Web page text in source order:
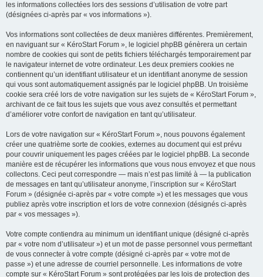
les informations collectées lors des sessions d’utilisation de votre part
(désignées ci-après par « vos informations »).
Vos informations sont collectées de deux manières différentes. Premièrement,
en naviguant sur « KéroStart Forum », le logiciel phpBB génèrera un certain
nombre de cookies qui sont de petits fichiers téléchargés temporairement par
le navigateur internet de votre ordinateur. Les deux premiers cookies ne
contiennent qu’un identifiant utilisateur et un identifiant anonyme de session
qui vous sont automatiquement assignés par le logiciel phpBB. Un troisième
cookie sera créé lors de votre navigation sur les sujets de « KéroStart Forum »,
archivant de ce fait tous les sujets que vous avez consultés et permettant
d’améliorer votre confort de navigation en tant qu’utilisateur.
Lors de votre navigation sur « KéroStart Forum », nous pouvons également
créer une quatrième sorte de cookies, externes au document qui est prévu
pour couvrir uniquement les pages créées par le logiciel phpBB. La seconde
manière est de récupérer les informations que vous nous envoyez et que nous
collectons. Ceci peut correspondre — mais n’est pas limité à — la publication
de messages en tant qu’utilisateur anonyme, l’inscription sur « KéroStart
Forum » (désignée ci-après par « votre compte ») et les messages que vous
publiez après votre inscription et lors de votre connexion (désignés ci-après
par « vos messages »).
Votre compte contiendra au minimum un identifiant unique (désigné ci-après
par « votre nom d’utilisateur ») et un mot de passe personnel vous permettant
de vous connecter à votre compte (désigné ci-après par « votre mot de
passe ») et une adresse de courriel personnelle. Les informations de votre
compte sur « KéroStart Forum » sont protégées par les lois de protection des